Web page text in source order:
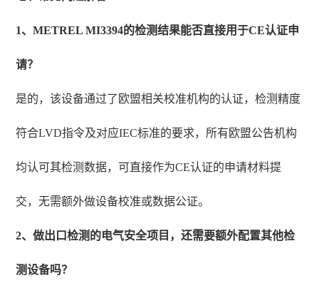
1、METREL MI3394的检测结果能否直接用于CE认证申
请？
是的，该设备通过了欧盟相关校准机构的认证，检测精度
符合LVD指令及对应IEC标准的要求，所有欧盟公告机构
均认可其检测数据，可直接作为CE认证的申请材料提
交，无需额外做设备校准或数据公证。
2、做出口检测的电气安全项目，还需要额外配置其他检
测设备吗？